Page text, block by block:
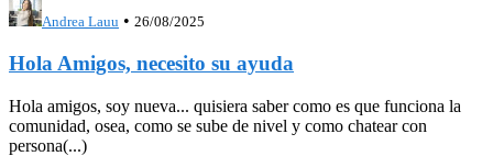
Andrea Lauu • 26/08/2025
Hola Amigos, necesito su ayuda
Hola amigos, soy nueva... quisiera saber como es que funciona la
comunidad, osea, como se sube de nivel y como chatear con
persona(...)